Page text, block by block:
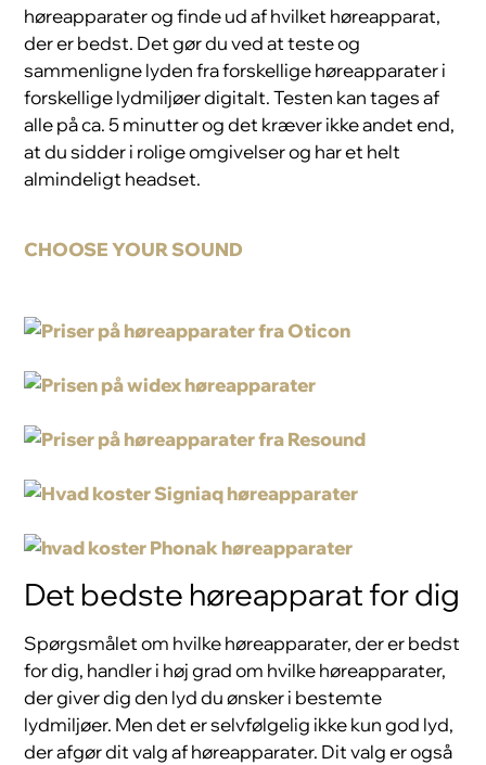
høreapparater og finde ud af hvilket høreapparat,
der er bedst. Det gør du ved at teste og
sammenligne lyden fra forskellige høreapparater i
forskellige lydmiljøer digitalt. Testen kan tages af
alle på ca. 5 minutter og det kræver ikke andet end,
at du sidder i rolige omgivelser og har et helt
almindeligt headset.
CHOOSE YOUR SOUND
Det bedste høreapparat for dig
Spørgsmålet om hvilke høreapparater, der er bedst
for dig, handler i høj grad om hvilke høreapparater,
der giver dig den lyd du ønsker i bestemte
lydmiljøer. Men det er selvfølgelig ikke kun god lyd,
der afgør dit valg af høreapparater. Dit valg er også